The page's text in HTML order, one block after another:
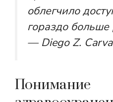
облегчило
гораздо больше
— Diego Z.
Понимание